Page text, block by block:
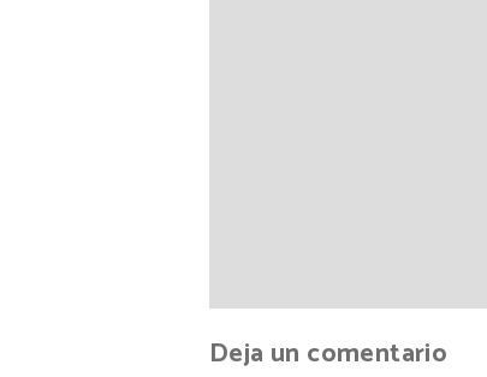
Deja un comentario